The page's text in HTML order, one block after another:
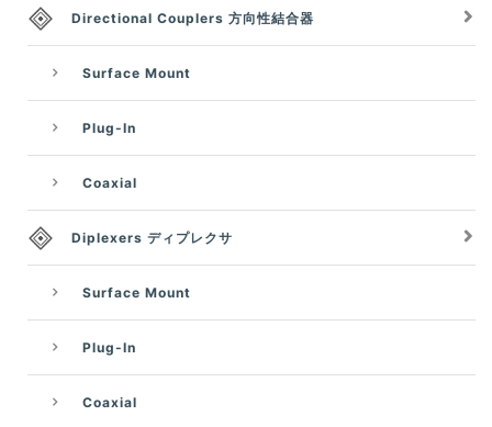
Directional Couplers 方向性結合器
Surface Mount
Plug-In
Coaxial
Diplexers ディプレクサ
Surface Mount
Plug-In
Coaxial